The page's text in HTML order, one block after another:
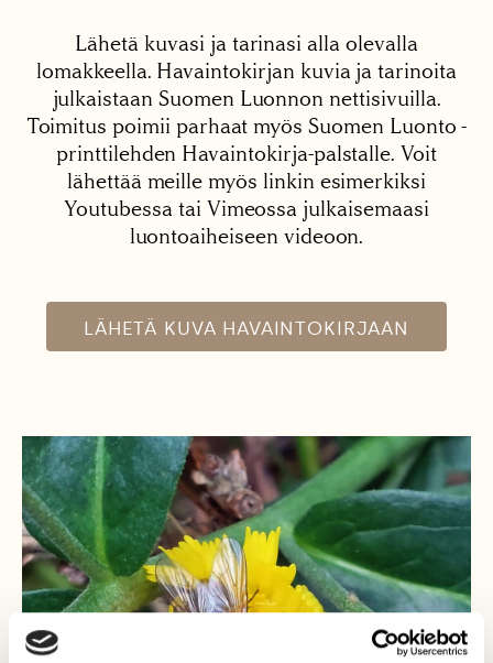
Lähetä kuvasi ja tarinasi alla olevalla
lomakkeella. Havaintokirjan kuvia ja tarinoita
julkaistaan Suomen Luonnon nettisivuilla.
Toimitus poimii parhaat myös Suomen Luonto -
printtilehden Havaintokirja-palstalle. Voit
lähettää meille myös linkin esimerkiksi
Youtubessa tai Vimeossa julkaisemaasi
luontoaiheiseen videoon.
LÄHETÄ KUVA HAVAINTOKIRJAAN